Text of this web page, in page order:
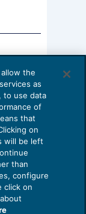
the
as
to use data
of
that
on
will be left
than
configure
click on